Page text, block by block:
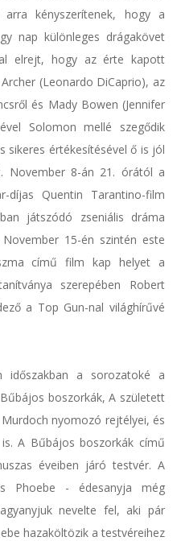
kényszerítenek, hogy a
nap különleges drágakövet
elrejt, hogy az érte kapott
(Leonardo DiCaprio), az
és Mady Bowen (Jennifer
Solomon mellé szegődik
sikeres értékesítésével ő is jól
November 8-án 21. órától a
díjas Quentin Tarantino-film
játszódó zseniális dráma
15-én szintén este
című film kap helyet a
szerepében Robert
a Top Gun-nal világhírűvé
időszakban a sorozatoké a
boszorkák, A született
nyomozó rejtélyei, és
A Bűbájos boszorkák című
éveiben járó testvér. A
Phoebe - édesanyja még
nevelte fel, aki pár
hazaköltözik a testvéreihez